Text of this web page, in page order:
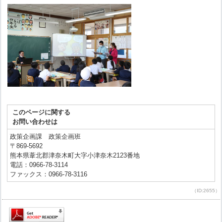
このページに関する
お問い合わせは
政策企画課 政策企画班
〒869-5692
熊本県葦北郡津奈木町大字小津奈木2123番地
電話：0966-78-3114
ファックス：0966-78-3116
（ID:2655）